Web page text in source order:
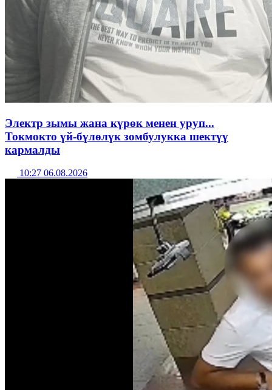
Электр зымы жана күрөк менен уруп...
Токмокто үй-бүлөлүк зомбулукка шектүү
кармалды
10:27 06.08.2026